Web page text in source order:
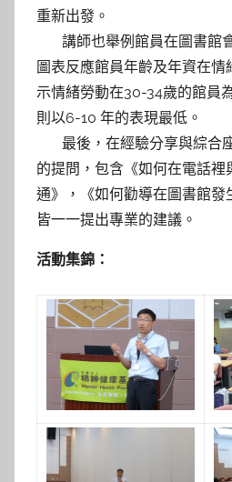
重新出發。
講師也舉例館員在圖書館
圖表反應館員年齡及年資在
示情緒勞動在30-34歲的館員
則以6-10 年的表現最低。
最後，在經驗分享與綜合
的提問，包含《如何在電話裡
通》，《如何勸導在圖書館發
皆一一提出專業的建議。
活動集錦：